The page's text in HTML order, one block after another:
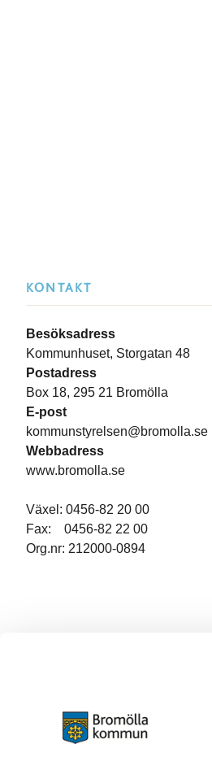
KONTAKT
Besöksadress
Kommunhuset, Storgatan 48
Postadress
Box 18, 295 21 Bromölla
E-post
kommunstyrelsen@bromolla.se
Webbadress
www.bromolla.se
Växel: 0456-82 20 00
Fax: 0456-82 22 00
Org.nr: 212000-0894